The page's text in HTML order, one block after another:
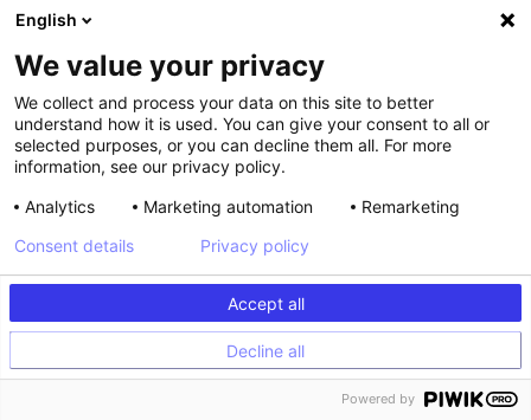
lettres entrées dans la barre de recherche, en plus des
résultats. Kameleoon propose d’ailleurs la construction
automatique et personnalisée de cette interface à l’aide
d’un widget déroulant via la personnalisation “Instant
Search”. Il est ainsi possible de personnaliser la suggestion
de mots-clés en fonction de différents critères comme par
exemple les derniers mots tapés par le visiteur.
Permettre à vos visiteurs d’affiner leur recherche et leur
indispensables pour les guider dans leurs recherches.
Kameleoon offre également des options de
personnalisation “Full Search“ qui permettent d’afficher à
vos visiteurs des critères de tri et des recommandations
English
We value your privacy
We collect and process your data on this site to better
understand how it is used. You can give your consent to all or
selected purposes, or you can decline them all. For more
information, see our privacy policy.
Analytics
Marketing automation Remarketing
Accept all
Decline all
Consent details Privacy policy
Powered by